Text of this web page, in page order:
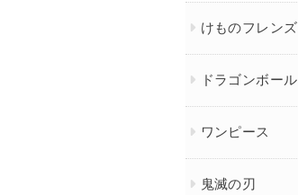
けものフレンズ
ドラゴンボール
ワンピース
鬼滅の刃